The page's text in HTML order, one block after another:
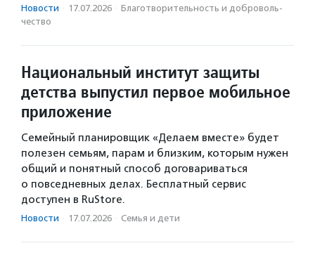
Новости · 17.07.2026 · Благотвори­тель­ность и доброволь­
чест­во
Национальный институт защиты
детства выпустил первое мобильное
приложение
Семейный планировщик «Делаем вместе» будет
полезен семьям, парам и близким, которым нужен
общий и понятный способ договариваться
о повседневных делах. Бесплатный сервис
доступен в RuStore.
Новости · 17.07.2026 · Семья и дети